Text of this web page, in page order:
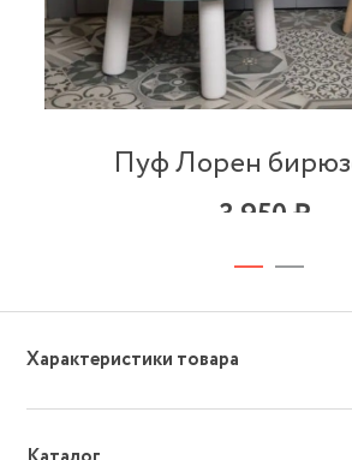
Пуф Лорен
3 950 ₽
Характеристики товара